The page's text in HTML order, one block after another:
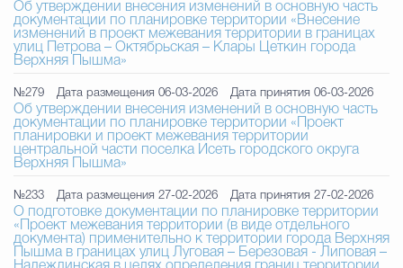
Об утверждении внесения изменений в основную часть
документации по планировке территории «Внесение
изменений в проект межевания территории в границах
улиц Петрова – Октябрьская – Клары Цеткин города
Верхняя Пышма»
№279 Дата размещения 06-03-2026 Дата принятия 06-03-2026
Об утверждении внесения изменений в основную часть
документации по планировке территории «Проект
планировки и проект межевания территории
центральной части поселка Исеть городского округа
Верхняя Пышма»
№233 Дата размещения 27-02-2026 Дата принятия 27-02-2026
О подготовке документации по планировке территории
«Проект межевания территории (в виде отдельного
документа) применительно к территории города Верхняя
Пышма в границах улиц Луговая – Березовая - Липовая –